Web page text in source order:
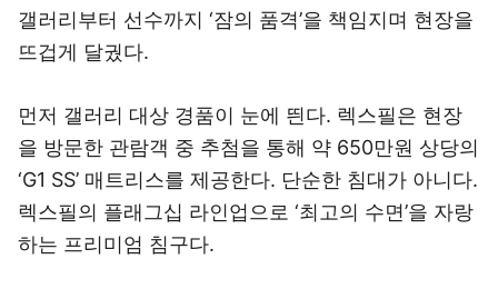
갤러리부터 선수까지 ‘잠의 품격’을 책임지며 현장을
뜨겁게 달궜다.
먼저 갤러리 대상 경품이 눈에 띈다. 렉스필은 현장
을 방문한 관람객 중 추첨을 통해 약 650만원 상당의
‘G1 SS’ 매트리스를 제공한다. 단순한 침대가 아니다.
렉스필의 플래그십 라인업으로 ‘최고의 수면’을 자랑
하는 프리미엄 침구다.